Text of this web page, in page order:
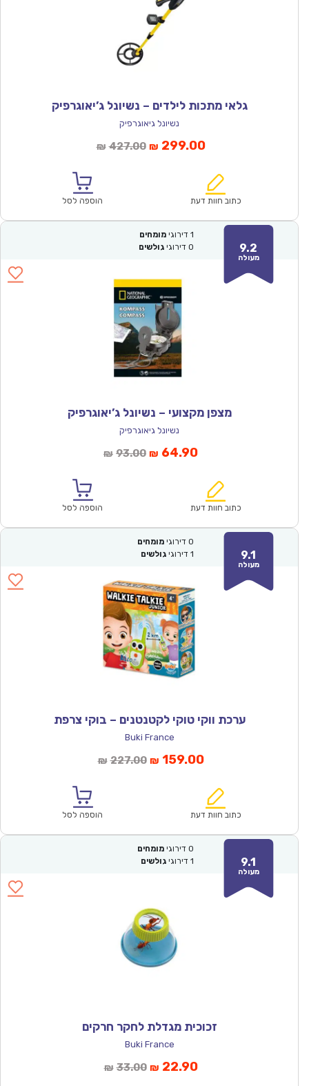
גלאי מתכות לילדים – נשיונל ג’יאוגרפיק
נשיונל גיאוגרפיק
₪ 427.00המחיר
₪427.00.
₪ 299.00המחיר
הוא:
כתוב חוות דעת הוספה לסל
9.2
מעולה
1 דירוגי מומחים
0 דירוגי גולשים
מצפן מקצועי – נשיונל ג’יאוגרפיק
נשיונל גיאוגרפיק
₪ 93.00המחיר
₪93.00.
₪ 64.90המחיר
הוא:
כתוב חוות דעת הוספה לסל
9.1
מעולה
0 דירוגי מומחים
1 דירוגי גולשים
ערכת ווקי טוקי לקטנטנים – בוקי צרפת
Buki France
₪ 227.00המחיר
₪227.00.
₪ 159.00המחיר
הוא:
כתוב חוות דעת הוספה לסל
9.1
מעולה
0 דירוגי מומחים
1 דירוגי גולשים
זכוכית מגדלת לחקר חרקים
Buki France
₪ 33.00המחיר
₪ 22.90המחיר